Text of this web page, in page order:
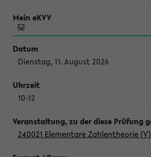
Dienstag, 11. August 2026
10-12
240021 Elementare Zahlentheorie (V)